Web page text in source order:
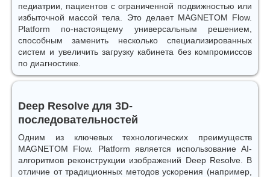
педиатрии, пациентов с ограниченной подвижностью или
избыточной массой тела. Это делает MAGNETOM Flow.
Platform по-настоящему универсальным решением,
способным заменить несколько специализированных
систем и увеличить загрузку кабинета без компромиссов
по диагностике.
Deep Resolve для 3D-
последовательностей
Одним из ключевых технологических преимуществ
MAGNETOM Flow. Platform является использование AI-
алгоритмов реконструкции изображений Deep Resolve. В
отличие от традиционных методов ускорения (например,